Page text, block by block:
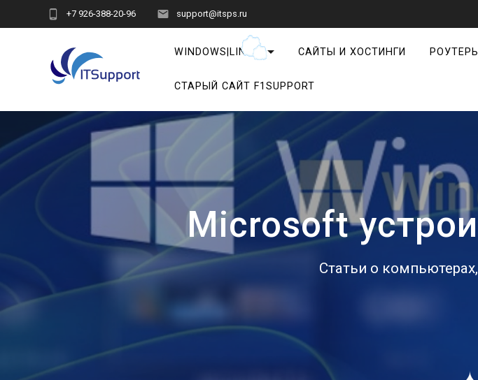
+7 926-388-20-96 support@itsps.ru
WINDOWS|LINUX САЙТЫ И ХОСТИНГИ РОУТЕРЫ
СТАРЫЙ САЙТ F1SUPPORT
Microsoft
Статьи о